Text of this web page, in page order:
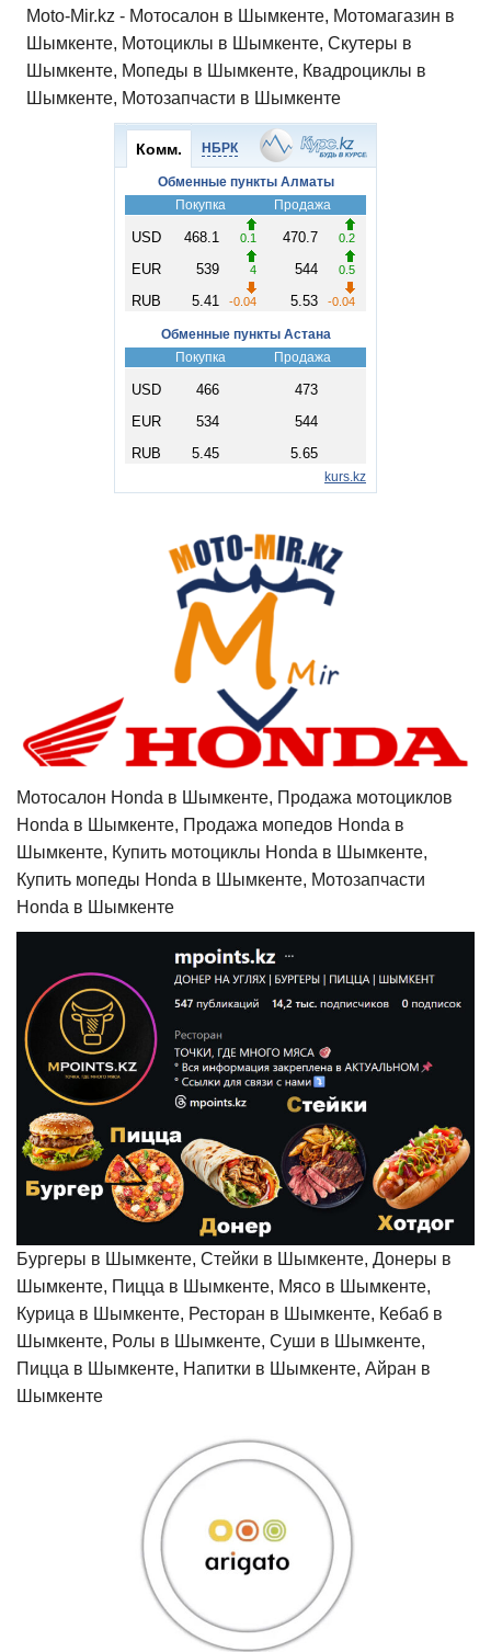
Moto-Mir.kz - Мотосалон в Шымкенте, Мотомагазин в
Шымкенте, Мотоциклы в Шымкенте, Скутеры в
Шымкенте, Мопеды в Шымкенте, Квадроциклы в
Шымкенте, Мотозапчасти в Шымкенте
Мотосалон Honda в Шымкенте, Продажа мотоциклов
Honda в Шымкенте, Продажа мопедов Honda в
Шымкенте, Купить мотоциклы Honda в Шымкенте,
Купить мопеды Honda в Шымкенте, Мотозапчасти
Honda в Шымкенте
Бургеры в Шымкенте, Стейки в Шымкенте, Донеры в
Шымкенте, Пицца в Шымкенте, Мясо в Шымкенте,
Курица в Шымкенте, Ресторан в Шымкенте, Кебаб в
Шымкенте, Ролы в Шымкенте, Суши в Шымкенте,
Пицца в Шымкенте, Напитки в Шымкенте, Айран в
Шымкенте